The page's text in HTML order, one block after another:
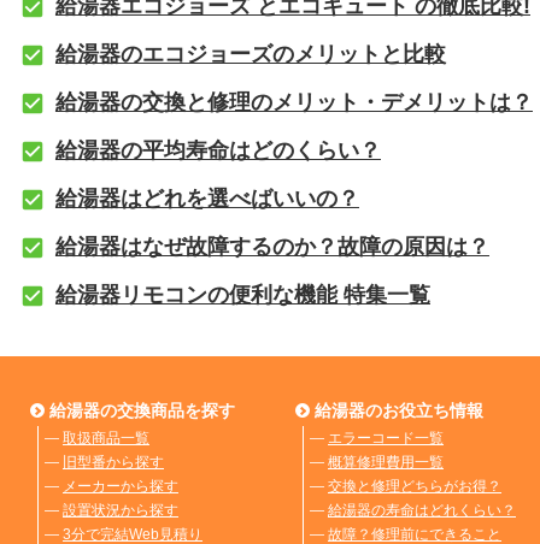
給湯器エコジョーズ とエコキュート の徹底比較!
給湯器のエコジョーズのメリットと比較
給湯器の交換と修理のメリット・デメリットは？
給湯器の平均寿命はどのくらい？
給湯器はどれを選べばいいの？
給湯器はなぜ故障するのか？故障の原因は？
給湯器リモコンの便利な機能 特集一覧
給湯器の交換商品を探す
― 取扱商品一覧
― 旧型番から探す
― メーカーから探す
― 設置状況から探す
― 3分で完結Web見積り
給湯器のお役立ち情報
― エラーコード一覧
― 概算修理費用一覧
― 交換と修理どちらがお得？
― 給湯器の寿命はどれくらい？
― 故障？修理前にできること